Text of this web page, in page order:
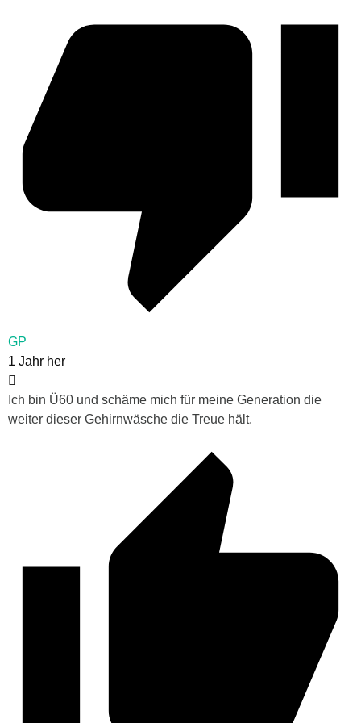
GP
1 Jahr her
Ich bin Ü60 und schäme mich für meine Generation die
weiter dieser Gehirnwäsche die Treue hält.